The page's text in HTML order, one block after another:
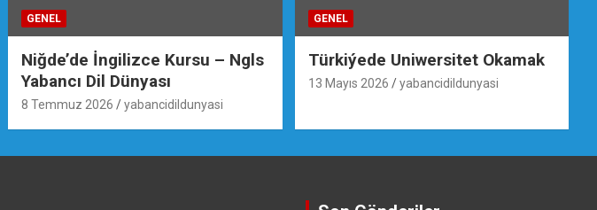
GENEL
Niğde’de İngilizce Kursu – Ngls
Yabancı Dil Dünyası
8 Temmuz 2026 yabancidildunyasi
GENEL
Türkiýede Uniwersitet Okamak
13 Mayıs 2026 yabancidildunyasi